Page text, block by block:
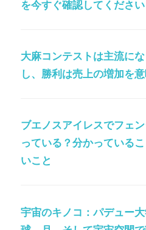
を今すぐ確認してください
大麻コンテストは主流に
し、勝利は売上の増加を
ブエノスアイレスでフェ
っている？分かっている
いこと
宇宙のキノコ：パデュー